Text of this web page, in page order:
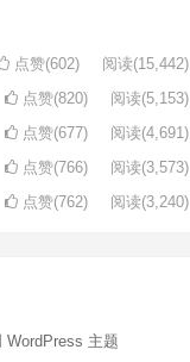
点赞(602) 阅读(15,442)
点赞(820) 阅读(5,153)
点赞(677) 阅读(4,691)
点赞(766) 阅读(3,573)
点赞(762) 阅读(3,240)
WordPress 主题